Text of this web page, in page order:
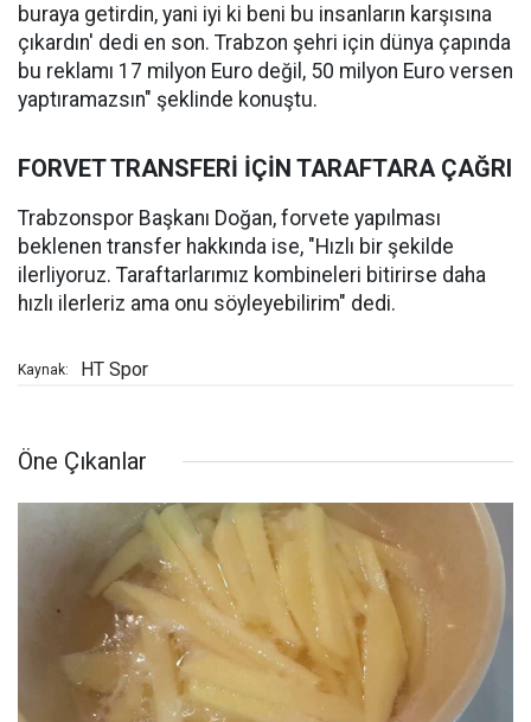
buraya getirdin, yani iyi ki beni bu insanların karşısına
çıkardın' dedi en son. Trabzon şehri için dünya çapında
bu reklamı 17 milyon Euro değil, 50 milyon Euro versen
yaptıramazsın" şeklinde konuştu.
FORVET TRANSFERİ İÇİN TARAFTARA ÇAĞRI
Trabzonspor Başkanı Doğan, forvete yapılması
beklenen transfer hakkında ise, "Hızlı bir şekilde
ilerliyoruz. Taraftarlarımız kombineleri bitirirse daha
hızlı ilerleriz ama onu söyleyebilirim" dedi.
Kaynak: HT Spor
Öne Çıkanlar